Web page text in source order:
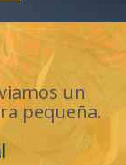
un
pequeña.